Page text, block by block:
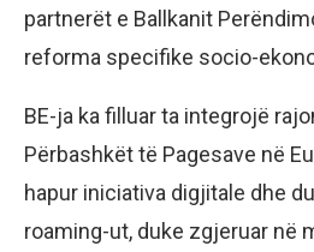
partnerët e Ballkanit
reforma specifike socio-
BE-ja ka filluar ta integrojë
Përbashkët të Pagesave në
hapur iniciativa digjitale dhe
roaming-ut, duke zgjeruar në